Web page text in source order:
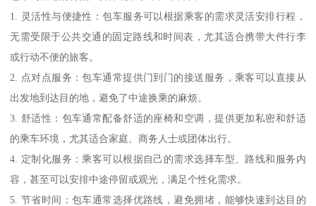
1. 灵活性与便捷性：包车服务可以根据乘客的需求灵活安排行程，
无需受限于公共交通的固定路线和时间表，尤其适合携带大件行李
或行动不便的旅客。
2. 点对点服务：包车通常提供门到门的接送服务，乘客可以直接从
出发地到达目的地，避免了中途换乘的麻烦。
3. 舒适性：包车通常配备舒适的座椅和空调，提供更加私密和舒适
的乘车环境，尤其适合家庭、商务人士或团体出行。
4. 定制化服务：乘客可以根据自己的需求选择车型、路线和服务内
容，甚至可以安排中途停留或观光，满足个性化需求。
5. 节省时间：包车通常选择优路线，避免拥堵，能够快速到达目的